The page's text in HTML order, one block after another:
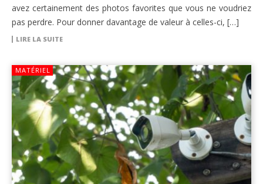
avez certainement des photos favorites que vous ne voudriez
pas perdre. Pour donner davantage de valeur à celles-ci, […]
LIRE LA SUITE
MATÉRIEL